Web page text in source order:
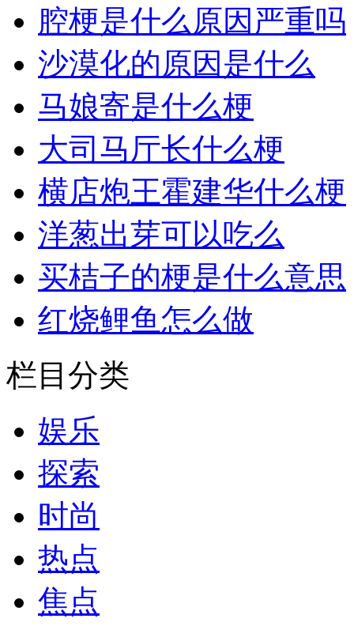
腔梗是什么原因严重吗
沙漠化的原因是什么
马娘寄是什么梗
大司马厅长什么梗
横店炮王霍建华什么梗
洋葱出芽可以吃么
买桔子的梗是什么意思
红烧鲤鱼怎么做
栏目分类
娱乐
探索
时尚
热点
焦点